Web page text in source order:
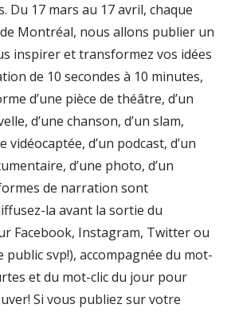
Du 17 mars au 17 avril, chaque
Montréal, nous allons publier un
inspirer et transformez vos idées
de 10 secondes à 10 minutes,
d’une pièce de théâtre, d’un
d’une chanson, d’un slam,
vidéocaptée, d’un podcast, d’un
d’une photo, d’un
de narration sont
la avant la sortie du
Facebook, Instagram, Twitter ou
public svp!), accompagnée du mot-
et du mot-clic du jour pour
Si vous publiez sur votre